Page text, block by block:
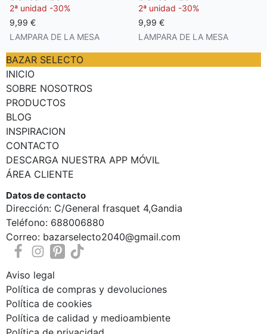
2ª unidad -30%
9,99 €
LAMPARA DE LA MESA
2ª unidad -30%
9,99 €
LAMPARA DE LA MESA
BAZAR SELECTO
INICIO
SOBRE NOSOTROS
PRODUCTOS
BLOG
INSPIRACION
CONTACTO
DESCARGA NUESTRA APP MÓVIL
ÁREA CLIENTE
Datos de contacto
Dirección: C/General frasquet 4,Gandia
Teléfono: 688006880
Correo: bazarselecto2040@gmail.com
Aviso legal
Política de compras y devoluciones
Política de cookies
Política de calidad y medioambiente